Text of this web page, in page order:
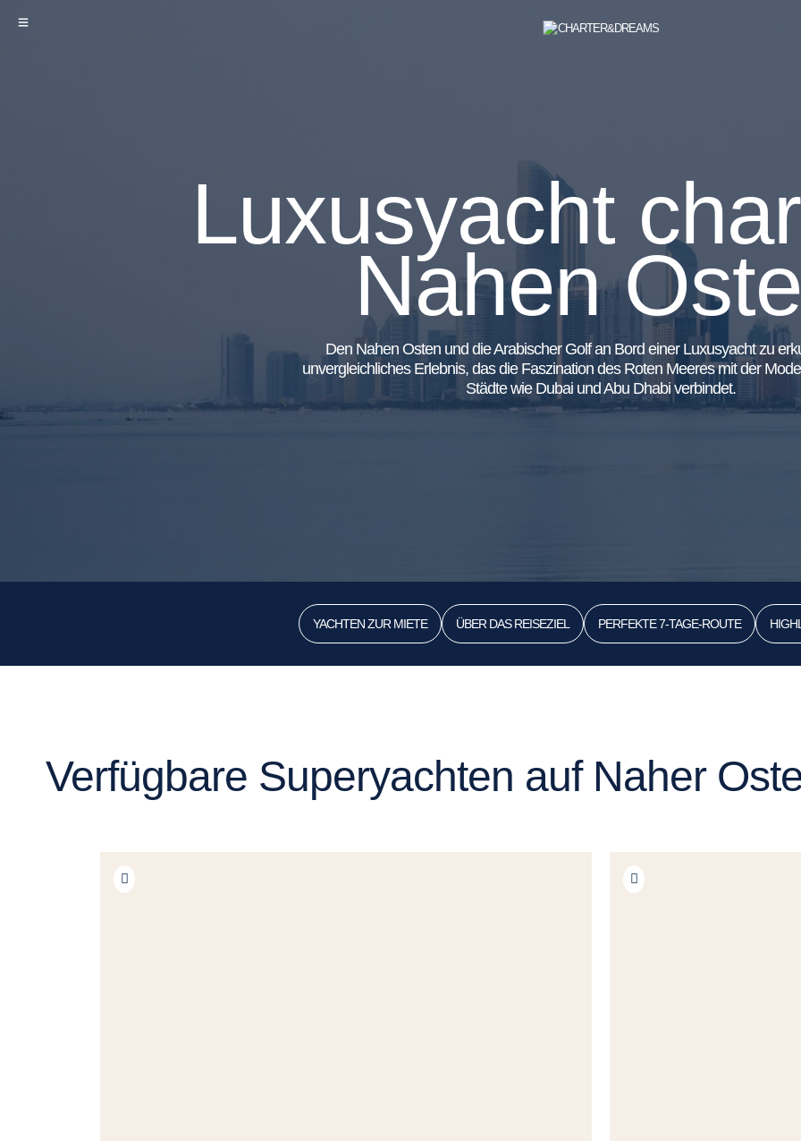
Luxusyacht
Nahen
Den Nahen Osten und die Arabischer Golf an Bord einer Luxusyacht zu
unvergleichliches Erlebnis, das die Faszination des Roten Meeres mit der
Städte wie Dubai und Abu Dhabi verbindet.
YACHTEN ZUR MIETE ÜBER DAS REISEZIEL PERFEKTE 7-TAGE-ROUTE
Verfügbare Superyachten auf Naher